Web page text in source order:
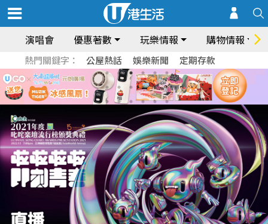
演唱會 優惠著數 玩樂情報 購物情報
熱門關鍵字： 公屋熱話 娛樂新聞 定期存款